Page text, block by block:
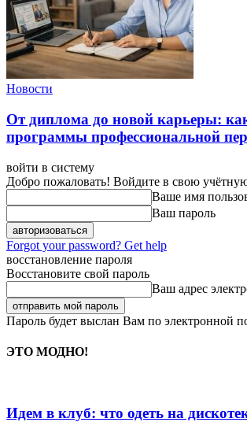
Новости
От диплома до новой карьеры:
программы профессиональной
войти в систему
Добро пожаловать! Войдите в свою
Ваше имя
Ваш пароль
Forgot your password? Get help
восстановление пароля
Восстановите свой пароль
Ваш адрес
Пароль будет выслан Вам по электронной
ЭТО МОДНО!
Идем в клуб: что одеть на